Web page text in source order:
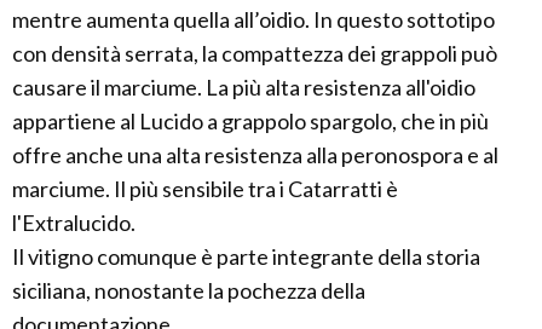
mentre aumenta quella all’oidio. In questo sottotipo
con densità serrata, la compattezza dei grappoli può
causare il marciume. La più alta resistenza all'oidio
appartiene al Lucido a grappolo spargolo, che in più
offre anche una alta resistenza alla peronospora e al
marciume. Il più sensibile tra i Catarratti è
l'Extralucido.
Il vitigno comunque è parte integrante della storia
siciliana, nonostante la pochezza della